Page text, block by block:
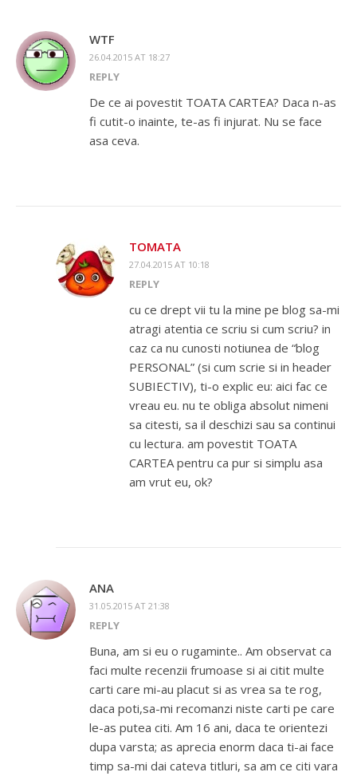
WTF
26.04.2015 AT 18:27
REPLY
De ce ai povestit TOATA CARTEA? Daca n-as
fi cutit-o inainte, te-as fi injurat. Nu se face
asa ceva.
TOMATA
27.04.2015 AT 10:18
REPLY
cu ce drept vii tu la mine pe blog sa-mi
atragi atentia ce scriu si cum scriu? in
caz ca nu cunosti notiunea de “blog
PERSONAL” (si cum scrie si in header
SUBIECTIV), ti-o explic eu: aici fac ce
vreau eu. nu te obliga absolut nimeni
sa citesti, sa il deschizi sau sa continui
cu lectura. am povestit TOATA
CARTEA pentru ca pur si simplu asa
am vrut eu, ok?
ANA
31.05.2015 AT 21:38
REPLY
Buna, am si eu o rugaminte.. Am observat ca
faci multe recenzii frumoase si ai citit multe
carti care mi-au placut si as vrea sa te rog,
daca poti,sa-mi recomanzi niste carti pe care
le-as putea citi. Am 16 ani, daca te orientezi
dupa varsta; as aprecia enorm daca ti-ai face
timp sa-mi dai cateva titluri, sa am ce citi vara